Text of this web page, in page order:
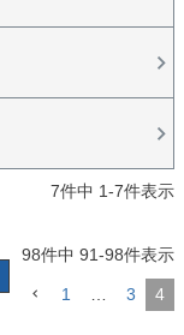
7件中 1-7件表示
98件中 91-98件表示
1 3 4